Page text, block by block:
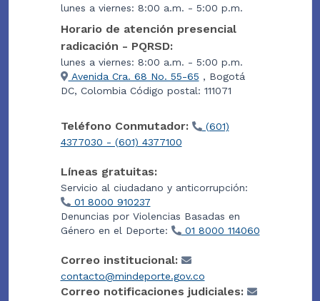
lunes a viernes: 8:00 a.m. - 5:00 p.m.
Horario de atención presencial
radicación - PQRSD:
lunes a viernes: 8:00 a.m. - 5:00 p.m.
Avenida Cra. 68 No. 55-65 , Bogotá
DC, Colombia Código postal: 111071
Teléfono Conmutador:
(601)
4377030 - (601) 4377100
Líneas gratuitas:
Servicio al ciudadano y anticorrupción:
01 8000 910237
Denuncias por Violencias Basadas en
Género en el Deporte:
01 8000 114060
Correo institucional:
contacto@mindeporte.gov.co
Correo notificaciones judiciales: